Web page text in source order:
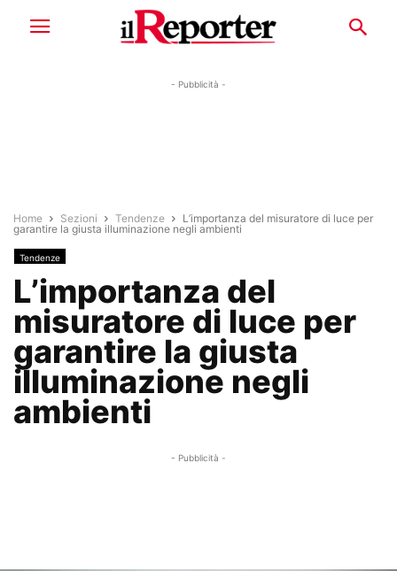
- Pubblicità -
Home Sezioni Tendenze
L’importanza del misuratore di luce per
garantire la giusta illuminazione negli ambienti
Tendenze
L’importanza del
misuratore di luce per
garantire la giusta
illuminazione negli
ambienti
- Pubblicità -